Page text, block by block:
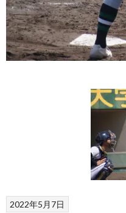
2022年5月7日